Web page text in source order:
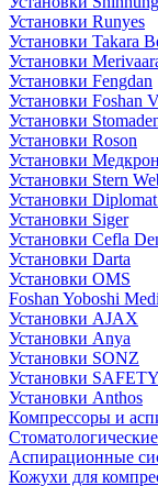
Установки Runyes
Установки Takara
Установки
Установки Fengdan
Установки Foshan
Установки
Установки Roson
Установки Медкрон
Установки Stern
Установки
Установки Siger
Установки Cefla
Установки Darta
Установки OMS
Foshan Yoboshi
Установки AJAX
Установки Anya
Установки SONZ
Установки SAFETY
Установки Anthos
Компрессоры и
Аспирационные
Кожухи для